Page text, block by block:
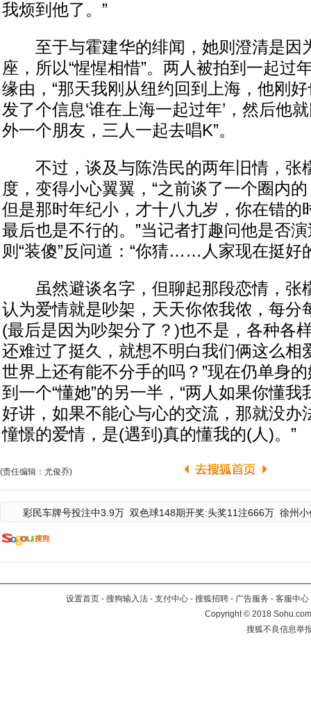
我烦到他了。”
至于与霍建华的绯闻，她则澄清是因
座，所以“惺惺相惜”。两人被拍到一起过
缘由，“那天我刚从纽约回到上海，他刚
发了个信息‘谁在上海一起过年’，然后他
外一个朋友，三人一起去唱K”。
不过，谈及与陈浩民的两年旧情，张
度，变得小心翼翼，“之前谈了一个圈内
但是那时年纪小，才十八九岁，你在错的
最后也是不行的。”当记者打趣问他是否
则“装傻”反问道：“你猜……人家现在挺好
虽然避谈名字，但聊起那段恋情，张
认为爱情就是吵架，天天你侬我侬，每
(最后是因为吵架分了？)也不是，各种各
还难过了挺久，就想不明白我们俩这么相
世界上还有能不分手的吗？”现在仍单身
到一个“懂她”的另一半，“两人如果你懂
好讲，如果不能心与心的交流，那就没办
憧憬的爱情，是(遇到)真的懂我的(人)。”
(责任编辑：尤俊乔)
彩民车牌号投注中3.9万 双色球148期开奖:头奖11注666万 徐州
设置首页 - 搜狗输入法 - 支付中心 - 搜狐招聘 - 广告服务 - 客服中心
Copyright©2018
搜狐不良信息举